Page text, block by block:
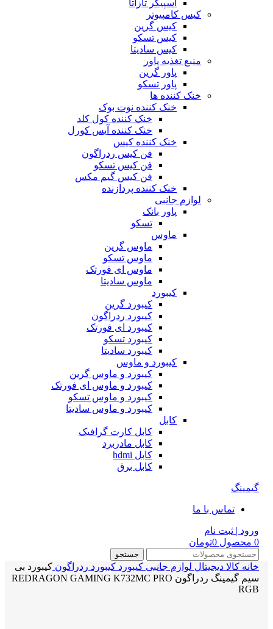
اسپیکر تازاتا
کیس کامپیوتر
کیس گرین
کیس تسکو
کیس سادیتا
منبع تغذیه‌ پاور
پاور گرین
پاور تسکو
خنک کننده ها
خنک کننده نوت بوک
خنک کننده کول کلد
خنک کننده آیس کورل
خنک کننده کیس
فن کیس ردراگون
فن کیس تسکو
فن کیس گیم مکس
خنک کننده پردازنده
لوازم جانبی
پاور بانک
تسکو
ماوس
ماوس گرین
ماوس تسکو
ماوس ای فورتک
ماوس سادیتا
کیبورد
کیبورد گرین
کیبورد ردراگون
کیبورد ای فورتک
کیبورد تسکو
کیبورد سادیتا
کیبورد و ماوس
کیبورد و ماوس گرین
کیبورد و ماوس ای فورتک
کیبورد و ماوس تسکو
کیبورد و ماوس سادیتا
کابل
کابل کارت گرافیک
کابل مادربرد
کابل hdmi
کابل برق
گیمینگ
تماس با ما
ورود | ثبت نام
0 محصول 0تومان
جستجو
خانه کالا دیجیتال لوازم جانبی کیبورد کیبورد ردراگون کیبورد بی
سیم گیمینگ ردراگون REDRAGON GAMING K732MC PRO
RGB